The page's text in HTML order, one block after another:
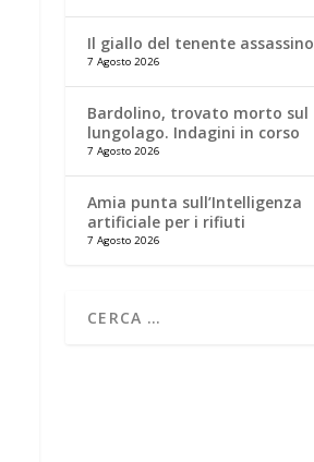
Il giallo del tenente assassino
7 Agosto 2026
Bardolino, trovato morto sul
lungolago. Indagini in corso
7 Agosto 2026
Amia punta sull’Intelligenza
artificiale per i rifiuti
7 Agosto 2026